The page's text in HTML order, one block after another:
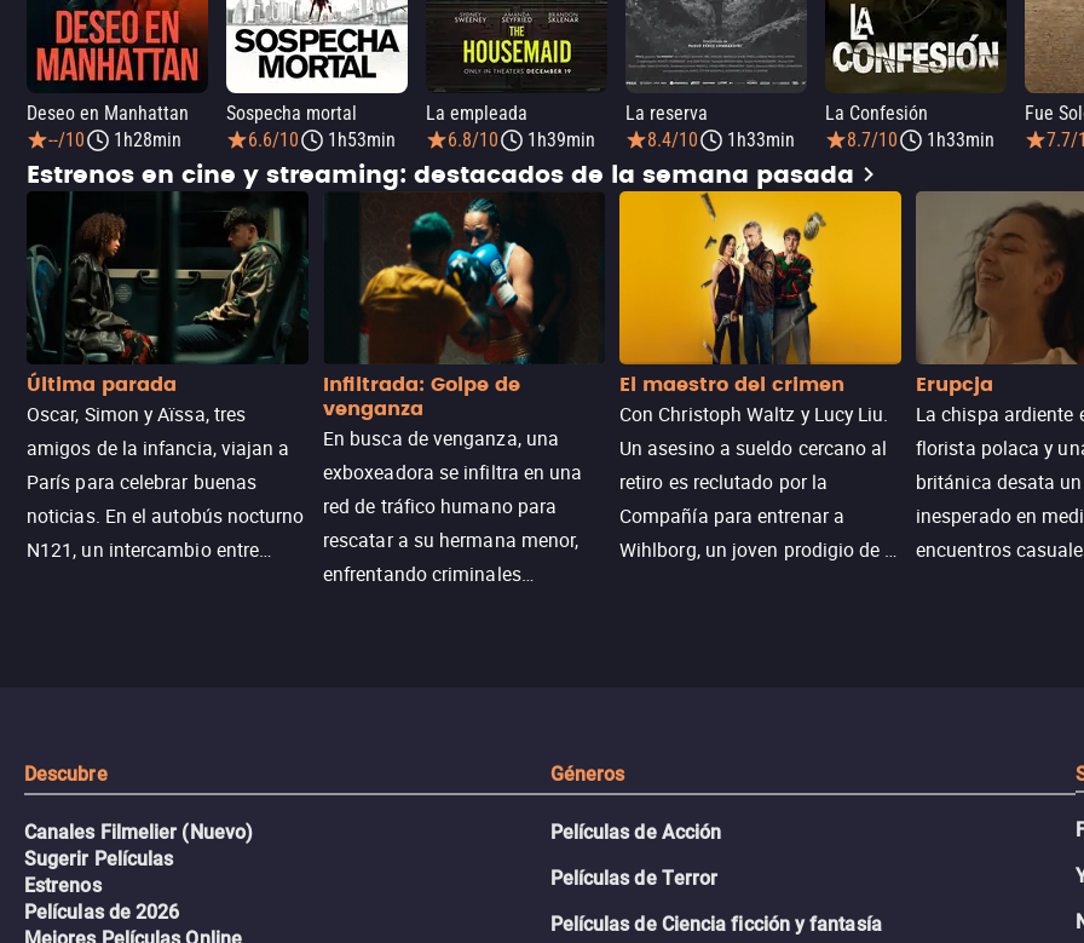
Deseo en Manhattan
--/10
1h28min
Sospecha mortal
6.6/10
1h53min
La empleada
6.8/10
1h39min
La reserva
8.4/10
1h33min
La Confesión
8.7/10
1h33min
Fue
7.7/
Estrenos en cine y streaming: destacados de la semana pasada
Última parada
Oscar, Simon y Aïssa, tres
amigos de la infancia, viajan a
París para celebrar buenas
noticias. En el autobús nocturno
N121, un intercambio entre
Infiltrada: Golpe de
venganza
En busca de venganza, una
exboxeadora se infiltra en una
red de tráfico humano para
rescatar a su hermana menor,
enfrentando criminales
El maestro del crimen
Con Christoph Waltz y Lucy Liu.
Un asesino a sueldo cercano al
retiro es reclutado por la
Compañía para entrenar a
Wihlborg, un joven prodigio de la
Erupcja
La chispa ardiente
florista polaca y
británica desata
inesperado en
encuentros
Descubre
Canales Filmelier (Nuevo)
Sugerir Películas
Estrenos
Películas de 2026
Géneros
Películas de Acción
Películas de Terror
Películas de Ciencia ficción y fantasía